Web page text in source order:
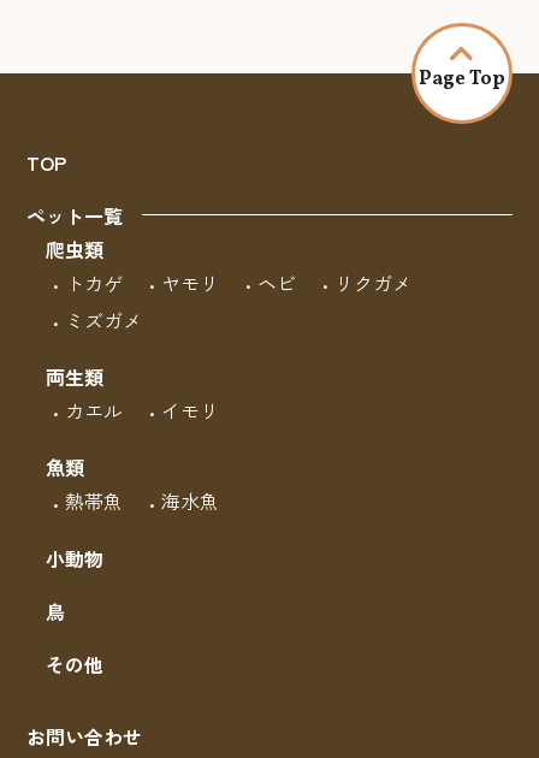
TOP
ペット一覧
爬虫類
トカゲ
ヤモリ ヘビ
リクガメ
ミズガメ
両生類
カエル
イモリ
魚類
熱帯魚
海水魚
小動物
鳥
その他
お問い合わせ
Page Top